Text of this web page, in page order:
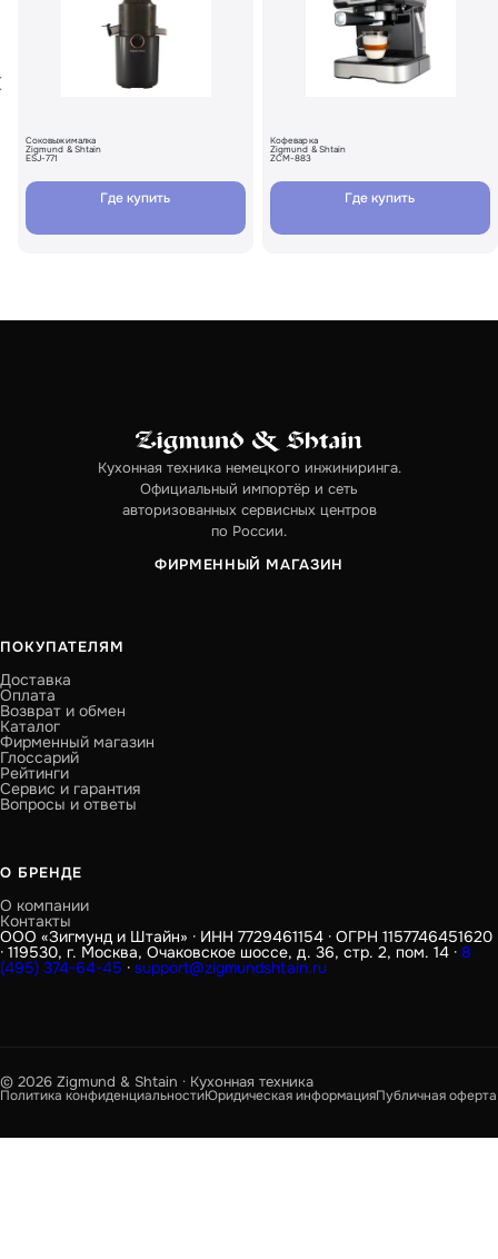
Соковыжималка
Zigmund & Shtain
ESJ-771
Где купить
Кофеварка
Zigmund & Shtain
ZCM-883
Где купить
Кухонная техника немецкого инжиниринга.
Официальный импортёр и сеть
авторизованных сервисных центров
по России.
ФИРМЕННЫЙ МАГАЗИН
ПОКУПАТЕЛЯМ
Доставка
Оплата
Возврат и обмен
Каталог
Фирменный магазин
Глоссарий
Рейтинги
Сервис и гарантия
Вопросы и ответы
О БРЕНДЕ
О компании
Контакты
ООО «Зигмунд и Штайн» · ИНН 7729461154 · ОГРН 1157746451620
· 119530, г. Москва, Очаковское шоссе, д. 36, стр. 2, пом. 14 · 8
(495) 374-64-45 · support@zigmundshtain.ru
© 2026 Zigmund & Shtain · Кухонная техника
Политика конфиденциальностиЮридическая информацияПубличная оферта